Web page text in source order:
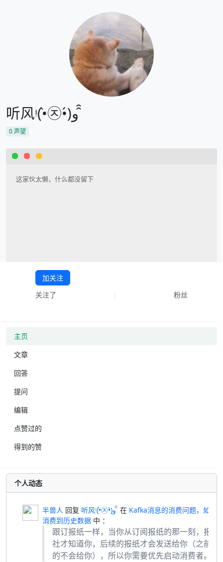
听风ᵎ(•̀㉨•́)و ̑̑
0声望
这家伙太懒，什么都没留下
加关注
关注了
粉丝
主页
文章
回答
提问
编辑
点赞过的
得到的赞
个人动态
半兽人 回复 听风ᵎ(•̀㉨•́)و ̑̑ 在 Kafka消息的消费问题，如何
消费到历史数据 中 ：
跟订报纸一样，当你从订阅报纸的那一刻，报
社才知道你，后续的报纸才会发送给你（之前
的不会给你），所以你需要优先启动消费者。